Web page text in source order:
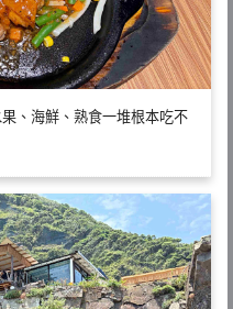
、海鮮、熟食一堆根本吃不